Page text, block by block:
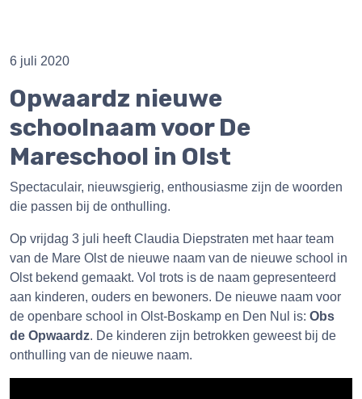
6 juli 2020
Opwaardz nieuwe
schoolnaam voor De
Mareschool in Olst
Spectaculair, nieuwsgierig, enthousiasme zijn de woorden
die passen bij de onthulling.
Op vrijdag 3 juli heeft Claudia Diepstraten met haar team
van de Mare Olst de nieuwe naam van de nieuwe school in
Olst bekend gemaakt. Vol trots is de naam gepresenteerd
aan kinderen, ouders en bewoners. De nieuwe naam voor
de openbare school in Olst-Boskamp en Den Nul is: Obs
de Opwaardz. De kinderen zijn betrokken geweest bij de
onthulling van de nieuwe naam.